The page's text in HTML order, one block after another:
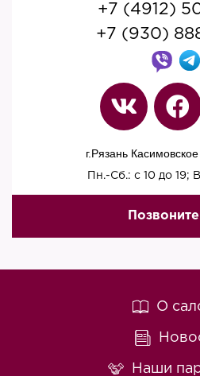
+7 (4912)
+7 (930)
г.Рязань
Пн.-Сб.: с 10 до 19;
О
Наши